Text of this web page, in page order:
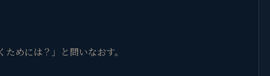
めには？」と問いなおす。